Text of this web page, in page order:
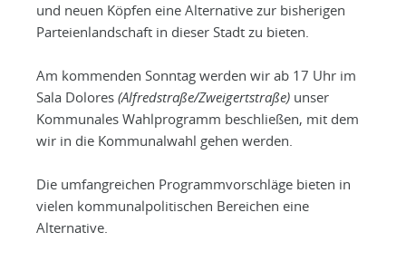
und neuen Köpfen eine Alternative zur bisherigen
Parteienlandschaft in dieser Stadt zu bieten.
Am kommenden Sonntag werden wir ab 17 Uhr im
Sala Dolores(Alfredstraße/Zweigertstraße) unser
Kommunales Wahlprogramm beschließen, mit dem
wir in die Kommunalwahl gehen werden.
Die umfangreichen Programmvorschläge bieten in
vielen kommunalpolitischen Bereichen eine
Alternative.